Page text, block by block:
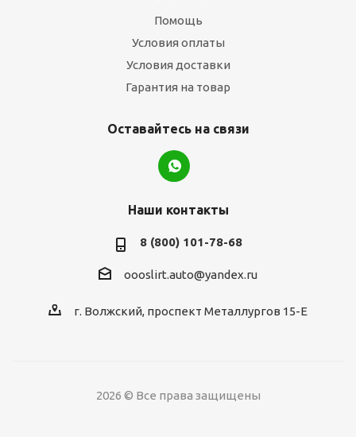
Помощь
Условия оплаты
Условия доставки
Гарантия на товар
Оставайтесь на связи
Наши контакты
8 (800) 101-78-68
oooslirt.auto@yandex.ru
г. Волжский, проспект Металлургов 15-Е
2026 © Все права защищены